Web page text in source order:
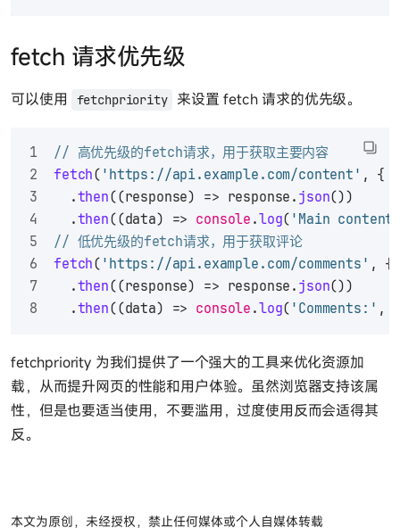
fetch 请求优先级
可以使用 fetchpriority 来设置 fetch 请求的优先级。
// 高优先级的fetch请求，用于获取主要内容
fetch( 'https://api.example.com/content' , {
  .
then((response) => response. json())
  .
then((data) => console .log( 'Main
// 低优先级的fetch请求，用于获取评论
fetch( 'https://api.example.com/comments' , {
  .
then((response) => response. json())
  .
then((data) => console .log( 'Comments:' ,
fetchpriority 为我们提供了一个强大的工具来优化资源加
载，从而提升网页的性能和用户体验。虽然浏览器支持该属
性，但是也要适当使用，不要滥用，过度使用反而会适得其
反。
本文为原创，未经授权，禁止任何媒体或个人自媒体转载